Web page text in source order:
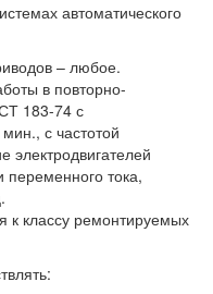
автоматического
– любое.
в повторно-
183-74 с
с частотой
электродвигателей
переменного тока,
к классу ремонтируемых